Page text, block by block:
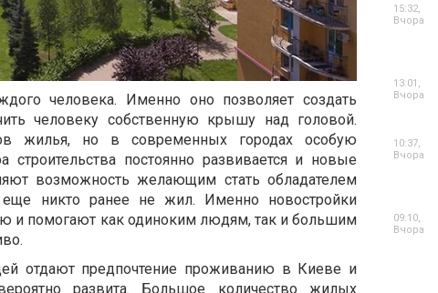
человека. Именно оно позволяет создать
человеку собственную крышу над головой.
жилья, но в современных городах особую
постоянно развивается и новые
возможность желающим стать обладателем
никто ранее не жил. Именно новостройки
и помогают как одиноким людям, так и большим
отдают предпочтение проживанию в Киеве и
развита. Большое количество жилых
15:32,
Вчора
13:01,
Вчора
10:37,
Вчора
09:10,
Вчора